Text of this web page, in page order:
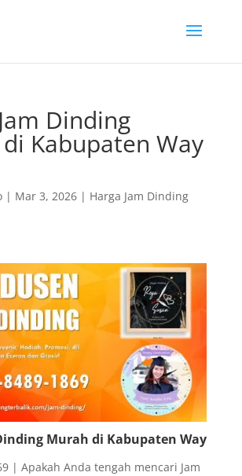
Dinding
Kabupaten Way
| Mar 3, 2026| Harga Jam Dinding
Murah di Kabupaten Way
| Apakah Anda tengah mencari Jam